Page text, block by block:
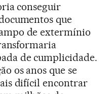
conseguir
que
de extermínio
de cumplicidade.
os anos que se
difícil encontrar